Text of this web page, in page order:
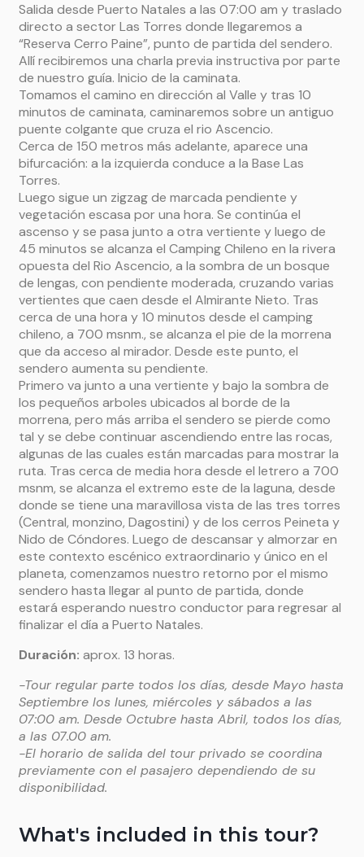
Salida desde Puerto Natales a las 07:00 am y traslado
directo a sector Las Torres donde llegaremos a
“Reserva Cerro Paine”, punto de partida del sendero.
Allí recibiremos una charla previa instructiva por parte
de nuestro guía. Inicio de la caminata.
Tomamos el camino en dirección al Valle y tras 10
minutos de caminata, caminaremos sobre un antiguo
puente colgante que cruza el rio Ascencio.
Cerca de 150 metros más adelante, aparece una
bifurcación: a la izquierda conduce a la Base Las
Torres.
Luego sigue un zigzag de marcada pendiente y
vegetación escasa por una hora. Se continúa el
ascenso y se pasa junto a otra vertiente y luego de
45 minutos se alcanza el Camping Chileno en la rivera
opuesta del Rio Ascencio, a la sombra de un bosque
de lengas, con pendiente moderada, cruzando varias
vertientes que caen desde el Almirante Nieto. Tras
cerca de una hora y 10 minutos desde el camping
chileno, a 700 msnm., se alcanza el pie de la morrena
que da acceso al mirador. Desde este punto, el
sendero aumenta su pendiente.
Primero va junto a una vertiente y bajo la sombra de
los pequeños arboles ubicados al borde de la
morrena, pero más arriba el sendero se pierde como
tal y se debe continuar ascendiendo entre las rocas,
algunas de las cuales están marcadas para mostrar la
ruta. Tras cerca de media hora desde el letrero a 700
msnm, se alcanza el extremo este de la laguna, desde
donde se tiene una maravillosa vista de las tres torres
(Central, monzino, Dagostini) y de los cerros Peineta y
Nido de Cóndores. Luego de descansar y almorzar en
este contexto escénico extraordinario y único en el
planeta, comenzamos nuestro retorno por el mismo
sendero hasta llegar al punto de partida, donde
estará esperando nuestro conductor para regresar al
finalizar el día a Puerto Natales.
Duración: aprox. 13 horas.
-Tour regular parte todos los días, desde Mayo hasta
Septiembre los lunes, miércoles y sábados a las
07:00 am. Desde Octubre hasta Abril, todos los días,
a las 07.00 am.
-El horario de salida del tour privado se coordina
previamente con el pasajero dependiendo de su
disponibilidad.
What's included in this tour?